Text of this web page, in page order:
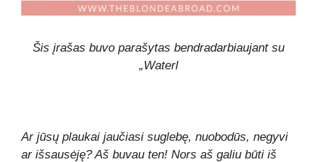
Šis įrašas buvo parašytas bendradarbiaujant su
„Waterl
Ar jūsų plaukai jaučiasi suglebę, nuobodūs, negyvi
ar išsausėję? Aš buvau ten! Nors aš galiu būti iš